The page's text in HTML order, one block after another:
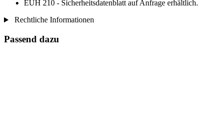
EUH 210 - Sicherheitsdatenblatt auf Anfrage erhältlich.
Rechtliche Informationen
Passend dazu